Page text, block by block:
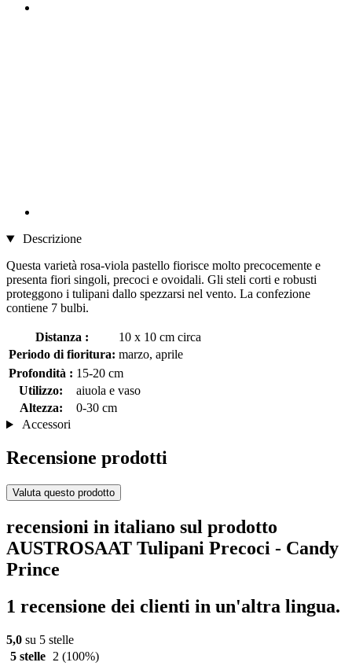
Descrizione
Questa varietà rosa-viola pastello fiorisce molto precocemente e
presenta fiori singoli, precoci e ovoidali. Gli steli corti e robusti
proteggono i tulipani dallo spezzarsi nel vento. La confezione
contiene 7 bulbi.
Distanza :
10 x 10 cm circa
Periodo di fioritura: marzo, aprile
Profondità : 15-20 cm
Utilizzo:
aiuola e vaso
Altezza:
0-30 cm
Accessori
Recensione prodotti
Valuta questo prodotto
recensioni in italiano sul prodotto
AUSTROSAAT Tulipani Precoci - Candy
Prince
1 recensione dei clienti in un'altra lingua.
5,0 su 5 stelle
5 stelle
2 (100%)